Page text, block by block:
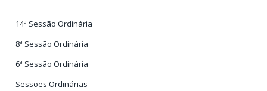
14ª Sessão Ordinária
8ª Sessão Ordinária
6ª Sessão Ordinária
Sessões Ordinárias